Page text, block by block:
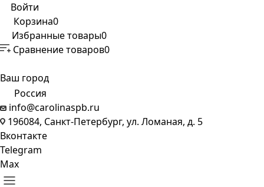
Войти
Корзина0
Избранные товары0
Сравнение товаров0
Ваш город
Россия
info@carolinaspb.ru
196084, Санкт-Петербург, ул. Ломаная, д. 5
Вконтакте
Telegram
Max